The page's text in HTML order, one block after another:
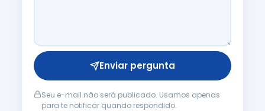
Enviar pergunta
Seu e-mail não será publicado. Usamos apenas
para te notificar quando respondido.